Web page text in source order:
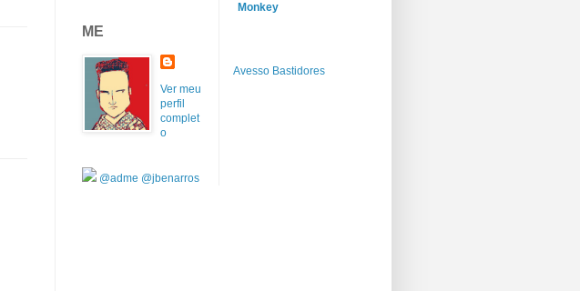
ME
Ver meu
perfil
complet
o
@adme @jbenarros
Monkey
Avesso Bastidores